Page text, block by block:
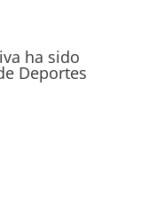
ha sido
Deportes